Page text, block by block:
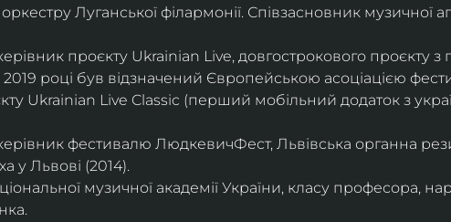
Луганської філармонії. Співзасновник музичної
проєкту Ukrainian Live, довгострокового проєкту з
році був відзначений Європейською асоціацією
Ukrainian Live Classic (перший мобільний додаток з
фестивалю ЛюдкевичФест, Львівська органна
у Львові (2014).
музичної академії України, класу професора,